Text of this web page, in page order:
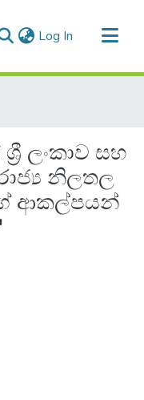
Log In (current)
ලංකාව සහ
නිලතල
ආකල්පයන්